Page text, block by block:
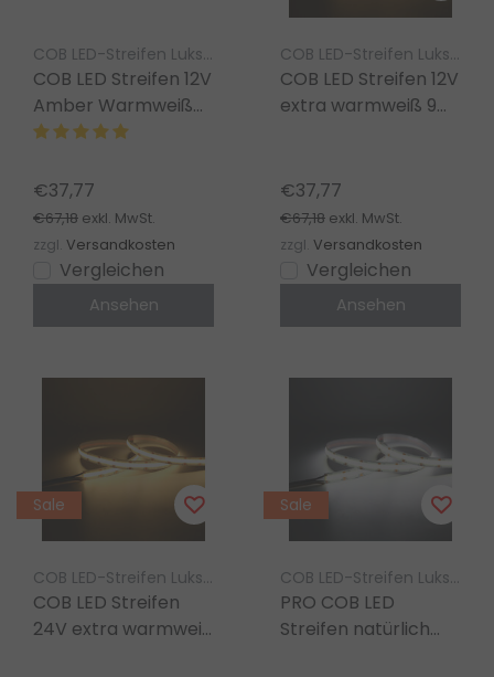
COB LED-Streifen Luksus
COB LED Streifen 12V
Amber Warmweiß
9W 1020LM
2200K – 5m
€37,77
€67,18 exkl. MwSt.
zzgl. Versandkosten
Vergleichen
Ansehen
COB LED-Streifen Luksus
COB LED Streifen 12V
extra warmweiß 9W
€37,77
€67,18 exkl. MwSt.
zzgl. Versandkosten
Vergleichen
Ansehen
Sale
COB LED-Streifen Luksus
COB LED Streifen
24V extra warmweiß
Sale
COB LED-Streifen Luksus
PRO COB LED
Streifen natürlich